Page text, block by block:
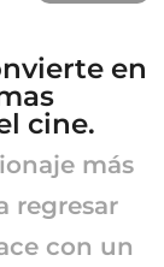
en
cine.
más
regresar
con un